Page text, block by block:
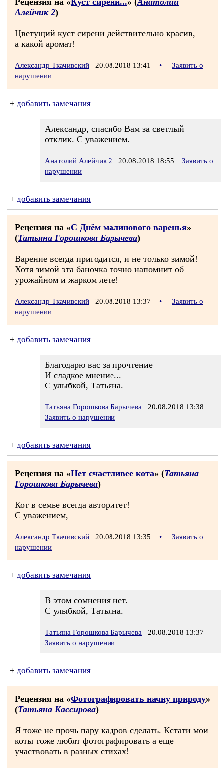
Рецензия на «Куст сирени...» (Анатолий
Алейчик 2)
Цветущий куст сирени действительно красив,
а какой аромат!
Александр Ткачивский 20.08.2018 13:41 •
Заявить о
нарушении
+ добавить замечания
Александр, спасибо Вам за светлый
отклик. С уважением.
Анатолий Алейчик 2 20.08.2018 18:55
Заявить о
нарушении
+ добавить замечания
Рецензия на «С Днём малинового варенья»
(Татьяна Горошкова Барычева)
Варение всегда пригодится, и не только зимой!
Хотя зимой эта баночка точно напомнит об
урожайном и жарком лете!
Александр Ткачивский 20.08.2018 13:37 •
Заявить о
нарушении
+ добавить замечания
Благодарю вас за прочтение
И сладкое мнение...
С улыбкой, Татьяна.
Татьяна Горошкова Барычева 20.08.2018 13:38
Заявить о нарушении
+ добавить замечания
Рецензия на «Нет счастливее кота» (Татьяна
Горошкова Барычева)
Кот в семье всегда авторитет!
С уважением,
Александр Ткачивский 20.08.2018 13:35 •
Заявить о
нарушении
+ добавить замечания
В этом сомнения нет.
С улыбкой, Татьяна.
Татьяна Горошкова Барычева 20.08.2018 13:37
Заявить о нарушении
+ добавить замечания
Рецензия на «Фотографировать начну природу»
(Татьяна Кассирова)
Я тоже не прочь пару кадров сделать. Кстати мои
коты тоже любят фотографировать а еще
участвовать в разных стихах!